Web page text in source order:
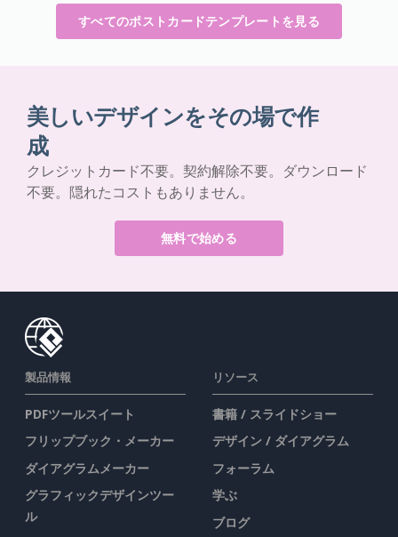
すべてのポストカードテンプレートを見る
美しいデザインをその場で作
成
クレジットカード不要。契約解除不要。ダウンロード
不要。隠れたコストもありません。
無料で始める
製品情報
PDFツールスイート
フリップブック・メーカー
ダイアグラムメーカー
グラフィックデザインツー
ル
リソース
書籍 / スライドショー
デザイン / ダイアグラム
フォーラム
学ぶ
ブログ